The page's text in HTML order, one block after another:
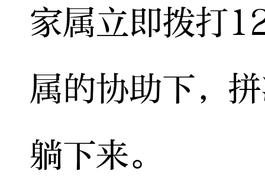
家属立即拨打
属的协助下，
躺下来。